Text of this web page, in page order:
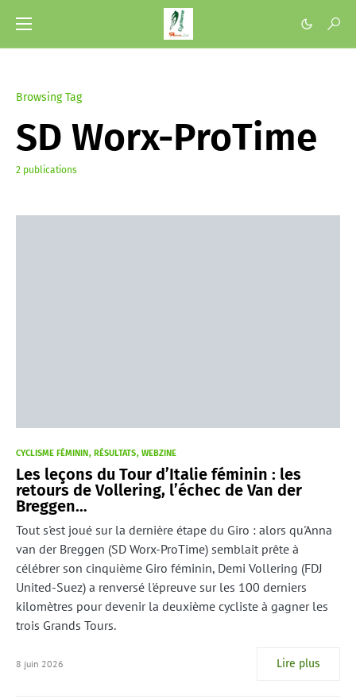
Browsing Tag
SD Worx-ProTime
2 publications
CYCLISME FÉMININ RÉSULTATS WEBZINE
Les leçons du Tour d’Italie féminin : les
retours de Vollering, l’échec de Van der
Breggen…
Tout s'est joué sur la dernière étape du Giro : alors qu'Anna
van der Breggen (SD Worx-ProTime) semblait prête à
célébrer son cinquième Giro féminin, Demi Vollering (FDJ
United-Suez) a renversé l'épreuve sur les 100 derniers
kilomètres pour devenir la deuxième cycliste à gagner les
trois Grands Tours.
8 juin 2026 Lire plus